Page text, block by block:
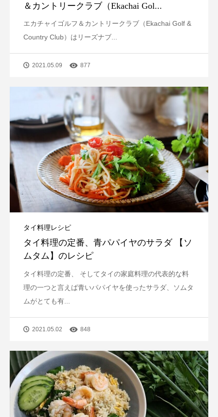
＆カントリークラブ（Ekachai Gol...
エカチャイゴルフ＆カントリークラブ（Ekachai Golf &
Country Club）はリーズナブ...
2021.05.09 877
タイ料理レシピ
タイ料理の定番、青パパイヤのサラダ 【ソ
ムタム】のレシピ
タイ料理の定番、 そしてタイの家庭料理の代表的な料
理の一つと言えば青いパパイヤを使ったサラダ、ソムタ
ムがとても有...
2021.05.02 848